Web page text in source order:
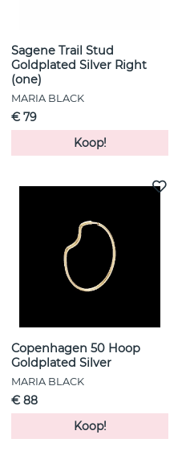
Sagene Trail Stud
Goldplated Silver Right
(one)
MARIA BLACK
€ 79
Koop!
Copenhagen 50 Hoop
Goldplated Silver
MARIA BLACK
€ 88
Koop!